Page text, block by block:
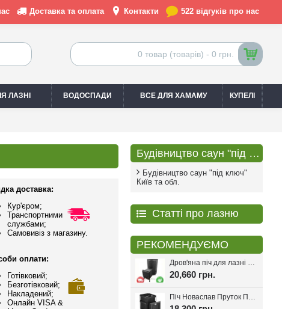
Доставка та оплата Контакти 522 відгуків про нас
0 товар (товарів) - 0 грн.
ЛАЗНІ ВОДОСПАДИ ВСЕ ДЛЯ ХАМАМУ КУПЕЛІ
Будівництво саун "під ключ"
Будівництво саун "під ключ"
Київ та обл.
Статті про лазню
РЕКОМЕНДУЄМО
Дров'яна піч для лазні PAL PR-18L
20,660 грн.
Піч Новаслав Пруток ПКС-01П, до 12м.куб.
доставка:
Кур'єром;
Транспортними
службами;
Самовивіз з магазину.
оплати:
Готівковий;
Безготівковий;
Накладений;
Онлайн VISA &